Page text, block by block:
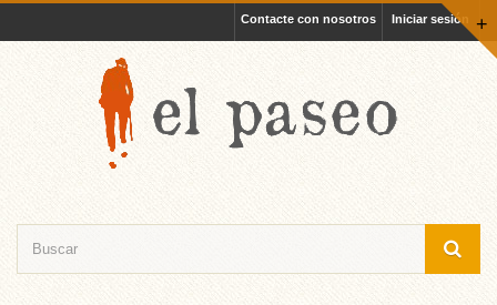
+
Iniciar sesión
Contacte con nosotros